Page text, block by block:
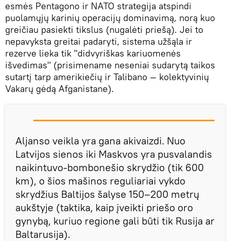
esmės Pentagono ir NATO strategija atspindi
puolamųjų karinių operacijų dominavimą, norą kuo
greičiau pasiekti tikslus (nugalėti priešą). Jei to
nepavyksta greitai padaryti, sistema užšąla ir
rezerve lieka tik "didvyriškas kariuomenės
išvedimas" (prisimename neseniai sudarytą taikos
sutartį tarp amerikiečių ir Talibano — kolektyvinių
Vakarų gėdą Afganistane).
Aljanso veikla yra gana akivaizdi. Nuo
Latvijos sienos iki Maskvos yra pusvalandis
naikintuvo-bombonešio skrydžio (tik 600
km), o šios mašinos reguliariai vykdo
skrydžius Baltijos šalyse 150–200 metrų
aukštyje (taktika, kaip įveikti priešo oro
gynybą, kuriuo regione gali būti tik Rusija ar
Baltarusija).